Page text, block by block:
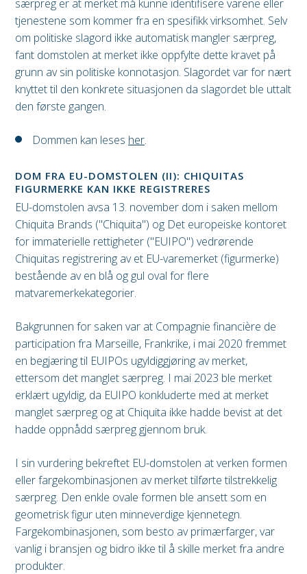
særpreg er at merket må kunne identifisere varene eller
tjenestene som kommer fra en spesifikk virksomhet. Selv
om politiske slagord ikke automatisk mangler særpreg,
fant domstolen at merket ikke oppfylte dette kravet på
grunn av sin politiske konnotasjon. Slagordet var for nært
knyttet til den konkrete situasjonen da slagordet ble uttalt
den første gangen.
Dommen kan leses her.
DOM FRA EU-DOMSTOLEN (II): CHIQUITAS
FIGURMERKE KAN IKKE REGISTRERES
EU-domstolen avsa 13. november dom i saken mellom
Chiquita Brands ("Chiquita") og Det europeiske kontoret
for immaterielle rettigheter ("EUIPO") vedrørende
Chiquitas registrering av et EU-varemerket (figurmerke)
bestående av en blå og gul oval for flere
matvaremerkekategorier.
Bakgrunnen for saken var at Compagnie financière de
participation fra Marseille, Frankrike, i mai 2020 fremmet
en begjæring til EUIPOs ugyldiggjøring av merket,
ettersom det manglet særpreg. I mai 2023 ble merket
erklært ugyldig, da EUIPO konkluderte med at merket
manglet særpreg og at Chiquita ikke hadde bevist at det
hadde oppnådd særpreg gjennom bruk.
I sin vurdering bekreftet EU-domstolen at verken formen
eller fargekombinasjonen av merket tilførte tilstrekkelig
særpreg. Den enkle ovale formen ble ansett som en
geometrisk figur uten minneverdige kjennetegn.
Fargekombinasjonen, som besto av primærfarger, var
vanlig i bransjen og bidro ikke til å skille merket fra andre
produkter.